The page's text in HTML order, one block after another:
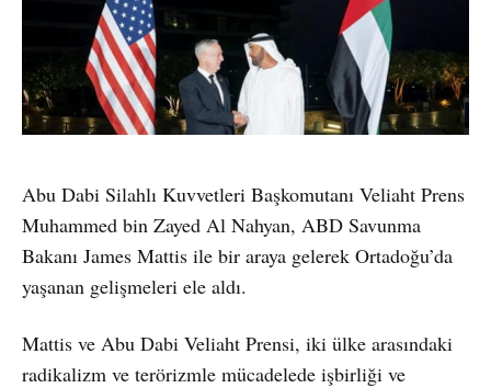
Abu Dabi Silahlı Kuvvetleri Başkomutanı Veliaht Prens
Muhammed bin Zayed Al Nahyan, ABD Savunma
Bakanı James Mattis ile bir araya gelerek Ortadoğu’da
yaşanan gelişmeleri ele aldı.
Mattis ve Abu Dabi Veliaht Prensi, iki ülke arasındaki
radikalizm ve terörizmle mücadelede işbirliği ve